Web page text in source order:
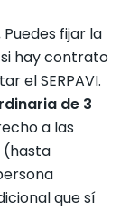
Puedes fijar la
hay contrato
el SERPAVI.
de 3
a las
(hasta
que sí